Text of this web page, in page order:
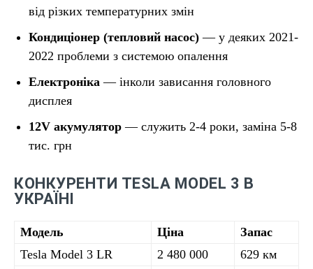
від різких температурних змін
Кондиціонер (тепловий насос) — у деяких 2021-
2022 проблеми з системою опалення
Електроніка — інколи зависання головного
дисплея
12V акумулятор — служить 2-4 роки, заміна 5-8
тис. грн
КОНКУРЕНТИ TESLA MODEL 3 В
УКРАЇНІ
Модель Ціна
Запас
Tesla Model 3 LR
2 480 000
629 км